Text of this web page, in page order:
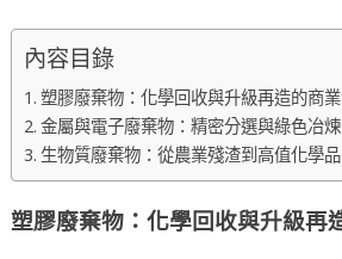
內容目錄
塑膠廢棄物：化學回收與升級再造的商
金屬與電子廢棄物：精密分選與綠色冶
生物質廢棄物：從農業殘渣到高值化學
塑膠廢棄物：化學回收與升級再